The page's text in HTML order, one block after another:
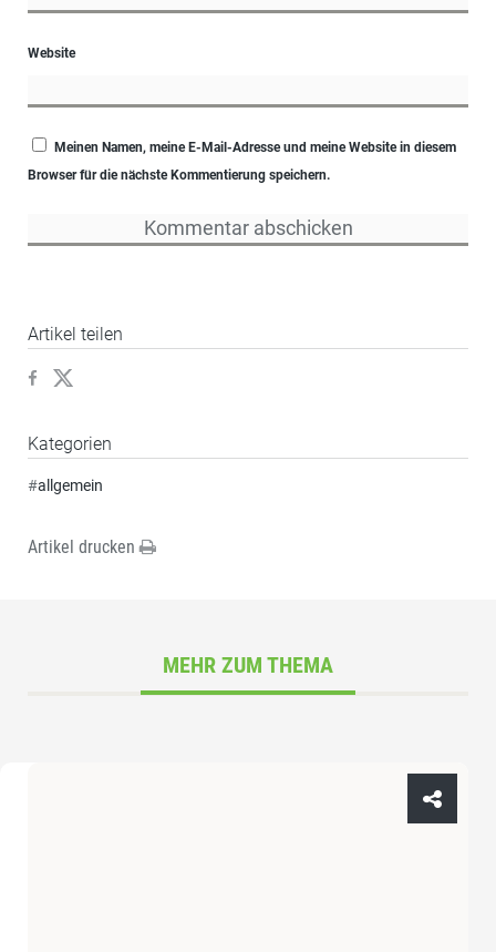
Website
Meinen Namen, meine E-Mail-Adresse und meine Website in diesem
Browser für die nächste Kommentierung speichern.
Artikel teilen
Kategorien
#allgemein
Artikel drucken
MEHR ZUM THEMA